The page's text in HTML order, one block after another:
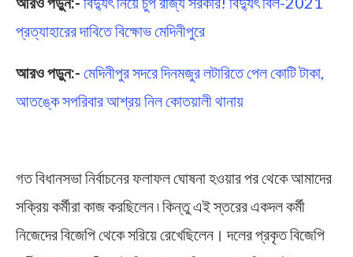
প্রত্যাহারের দাবিতে বিক্ষোভ মেদিনীপুরে
আরও পড়ুন:- মেদিনীপুর সদরে দিনমজুর লটারিতে পেল কোটি টাকা,
আতঙ্কে সপরিবার আশ্রয় নিল কোতয়ালী থানায়
গত বিধানসভা নির্বাচনের ফলাফল ঘোষনা হওয়ার পর থেকে আমাদের
সক্রিয় কর্মীরা কাজ করছিলেন ৷ কিন্তু এই স্তরের একদল কর্মী
নিজেদের বিজেপি থেকে সরিয়ে রেখেছিলেন। দলের প্রকৃত বিজেপি